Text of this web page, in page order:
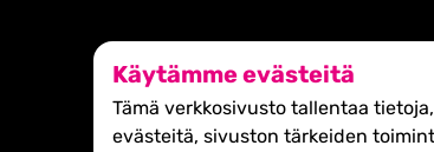
Käytämme evästeitä
Tämä verkkosivusto tallentaa
evästeitä, sivuston tärkeiden